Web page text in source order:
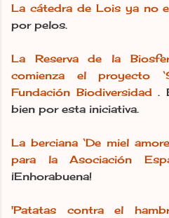
La cátedra de Lois ya no
por pelos.
La Reserva de la
comienza el proyecto
Fundación Biodiversidad .
bien por esta iniciativa.
La berciana ‘De miel
para la Asociación
¡Enhorabuena!
'Patatas contra el